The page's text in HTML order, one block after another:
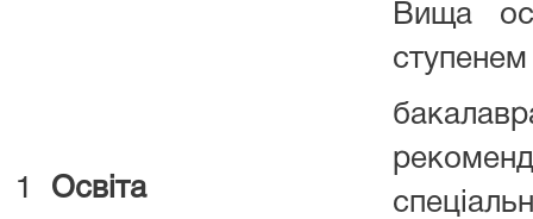
1 Освіта
Вища